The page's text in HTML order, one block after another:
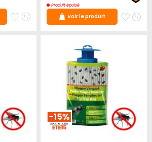
AjouterAjouter
Produit épuisé
Voir le produit